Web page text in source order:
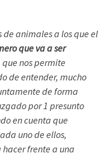
animales a los que el
que va a ser
que nos permite
de entender, mucho
de forma
por 1 presunto
en cuenta que
uno de ellos,
frente a una